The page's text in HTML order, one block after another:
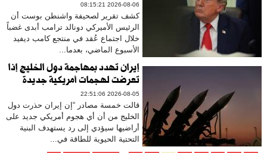
2026-08-06 08:15:21
كشف تقرير لصحيفة واشنطن بوست أن
الرئيس الأميركي دونالد ترامب أبدى غضباً
خلال اجتماع عُقد في منتجع كامب ديفيد
الأسبوع الماضي، بعدما...
إيران تهدد بمهاجمة دول الخليج إذا
تعرضت لهجمات أمريكية جديدة
2026-08-05 22:51:06
قالت خمسة مصادر “إن إيران حذرت دول
الخليج من أن أي هجوم أمريكي جديد على
أراضيها سيؤدي إلى رد يستهدف البنية
التحتية الحيوية للطاقة في...